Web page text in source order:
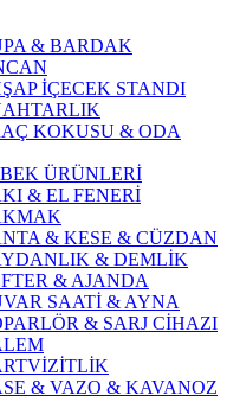
& BARDAK
İÇECEK STANDI
KOKUSU & ODA
ÜRÜNLERİ
& EL FENERİ
& KESE & CÜZDAN
& DEMLİK
& AJANDA
SAATİ & AYNA
& SARJ CİHAZI
& VAZO & KAVANOZ